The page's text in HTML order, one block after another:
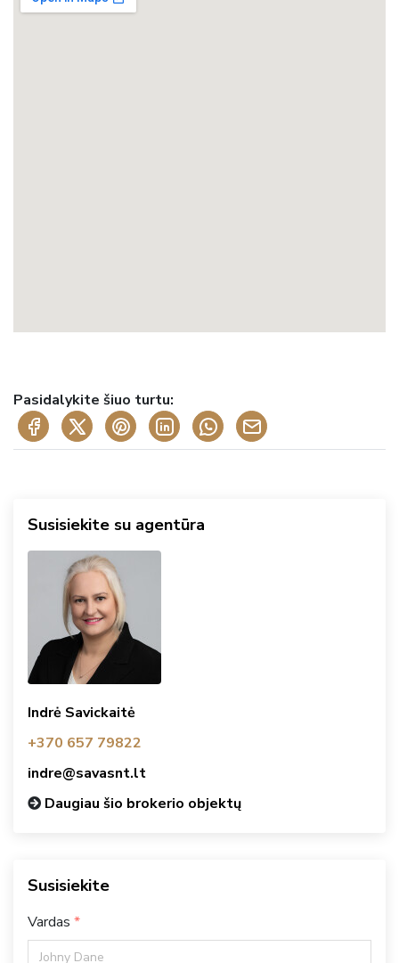
Pasidalykite šiuo turtu:
Susisiekite su agentūra
Indrė Savickaitė
+370 657 79822
indre@savasnt.lt
Daugiau šio brokerio objektų
Susisiekite
Vardas